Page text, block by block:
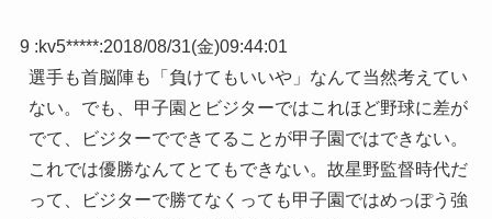
9 :kv5*****:2018/08/31(金)09:44:01
選手も首脳陣も「負けてもいいや」なんて当然考えてい
ない。でも、甲子園とビジターではこれほど野球に差が
でて、ビジターでできてることが甲子園ではできない。
これでは優勝なんてとてもできない。故星野監督時代だ
って、ビジターで勝てなくっても甲子園ではめっぽう強